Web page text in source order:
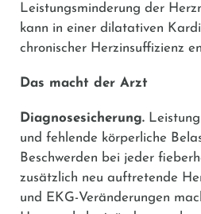
Leistungsminderung der
kann in einer dilatativen
chronischer Herzinsuffizienz
Das macht der Arzt
Diagnosesicherung.
und fehlende körperliche
Beschwerden bei jeder
zusätzlich neu auftretende
und EKG-Veränderungen